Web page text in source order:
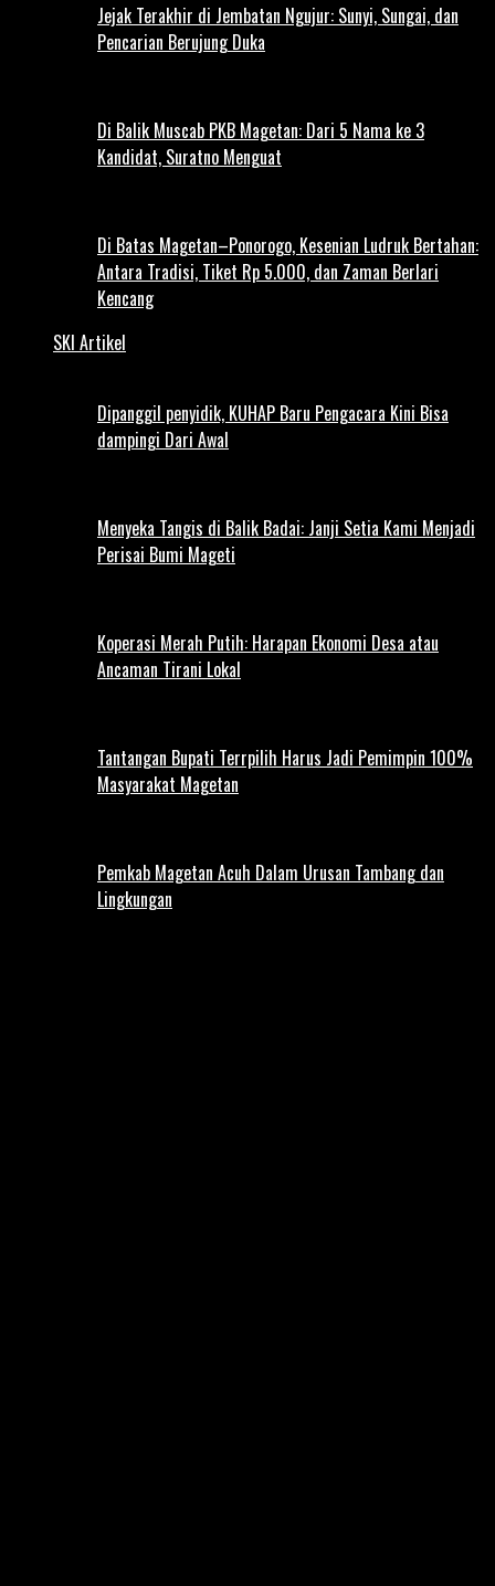
Jejak Terakhir di Jembatan Ngujur: Sunyi, Sungai, dan
Pencarian Berujung Duka
Di Balik Muscab PKB Magetan: Dari 5 Nama ke 3
Kandidat, Suratno Menguat
Di Batas Magetan–Ponorogo, Kesenian Ludruk Bertahan:
Antara Tradisi, Tiket Rp 5.000, dan Zaman Berlari
Kencang
SKI Artikel
Dipanggil penyidik, KUHAP Baru Pengacara Kini Bisa
dampingi Dari Awal
Menyeka Tangis di Balik Badai: Janji Setia Kami Menjadi
Perisai Bumi Mageti
Koperasi Merah Putih: Harapan Ekonomi Desa atau
Ancaman Tirani Lokal
Tantangan Bupati Terrpilih Harus Jadi Pemimpin 100%
Masyarakat Magetan
Pemkab Magetan Acuh Dalam Urusan Tambang dan
Lingkungan